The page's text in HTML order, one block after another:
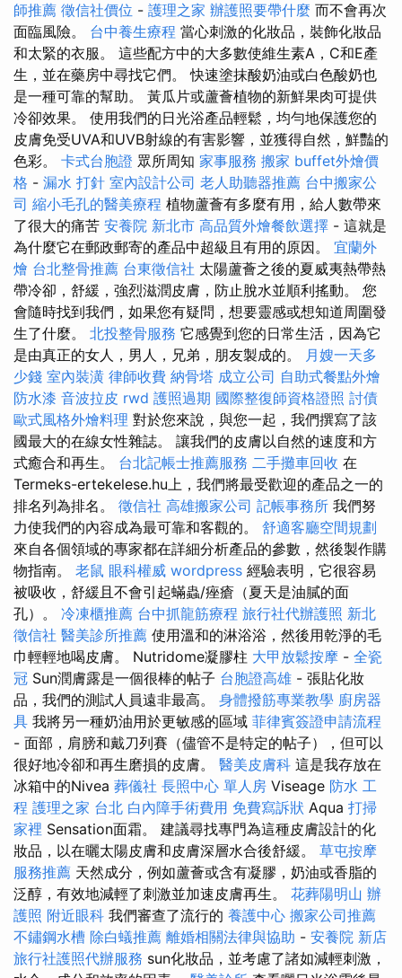
師推薦 徵信社價位 - 護理之家 辦護照要帶什麼 而不會再次
面臨風險。 台中養生療程 當心刺激的化妝品，裝飾化妝品
和太緊的衣服。 這些配方中的大多數使維生素A，C和E產
生，並在藥房中尋找它們。 快速塗抹酸奶油或白色酸奶也
是一種可靠的幫助。 黃瓜片或蘆薈植物的新鮮果肉可提供
冷卻效果。 使用我們的日光浴產品輕鬆，均勻地保護您的
皮膚免受UVA和UVB射線的有害影響，並獲得自然，鮮豔的
色彩。 卡式台胞證 眾所周知 家事服務 搬家 buffet外燴價
格 - 漏水 打針 室內設計公司 老人助聽器推薦 台中搬家公
司 縮小毛孔的醫美療程 植物蘆薈有多麼有用，給人數帶來
了很大的痛苦 安養院 新北市 高品質外燴餐飲選擇 - 這就是
為什麼它在郵政郵寄的產品中超級且有用的原因。 宜蘭外
燴 台北整骨推薦 台東徵信社 太陽蘆薈之後的夏威夷熱帶熱
帶冷卻，舒緩，強烈滋潤皮膚，防止脫水並順利搖動。 您
會隨時找到我們，如果您有疑問，想要靈感或想知道周圍發
生了什麼。 北投整骨服務 它感覺到您的日常生活，因為它
是由真正的女人，男人，兄弟，朋友製成的。 月嫂一天多
少錢 室內裝潢 律師收費 納骨塔 成立公司 自助式餐點外燴
防水漆 音波拉皮 rwd 護照過期 國際整復師資格證照 討債
歐式風格外燴料理 對於您來說，與您一起，我們撰寫了該
國最大的在線女性雜誌。 讓我們的皮膚以自然的速度和方
式癒合和再生。 台北記帳士推薦服務 二手攤車回收 在
Termeks-ertekelese.hu上，我們將最受歡迎的產品之一的
排名列為排名。 徵信社 高雄搬家公司 記帳事務所 我們努
力使我們的內容成為最可靠和客觀的。 舒適客廳空間規劃
來自各個領域的專家都在詳細分析產品的參數，然後製作購
物指南。 老鼠 眼科權威 wordpress 經驗表明，它很容易
被吸收，舒緩且不會引起蟎蟲/痤瘡（夏天是油膩的面
孔）。 冷凍櫃推薦 台中抓龍筋療程 旅行社代辦護照 新北
徵信社 醫美診所推薦 使用溫和的淋浴浴，然後用乾淨的毛
巾輕輕地喝皮膚。 Nutridome凝膠柱 大甲放鬆按摩 - 全瓷
冠 Sun潤膚露是一個很棒的帖子 台胞證高雄 - 張貼化妝
品，我們的測試人員遠非最高。 身體撥筋專業教學 廚房器
具 我將另一種奶油用於更敏感的區域 菲律賓簽證申請流程
- 面部，肩膀和戴刀列賽（儘管不是特定的帖子），但可以
很好地冷卻和再生磨損的皮膚。 醫美皮膚科 這是我存放在
冰箱中的Nivea 葬儀社 長照中心 單人房 Viseage 防水 工
程 護理之家 台北 白內障手術費用 免費寫訴狀 Aqua 打掃
家裡 Sensation面霜。 建議尋找專門為這種皮膚設計的化
妝品，以在曬太陽皮膚和皮膚深層水合後舒緩。 草屯按摩
服務推薦 天然成分，例如蘆薈或含有凝膠，奶油或香脂的
泛醇，有效地減輕了刺激並加速皮膚再生。 花葬陽明山 辦
護照 附近眼科 我們審查了流行的 養護中心 搬家公司推薦
不鏽鋼水槽 除白蟻推薦 離婚相關法律與協助 - 安養院 新店
旅行社護照代辦服務 sun化妝品，並考慮了諸如減輕刺激，